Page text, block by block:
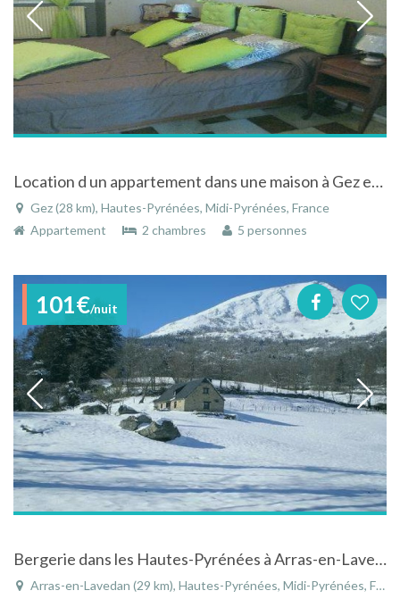
Location d un appartement dans une maison à Gez en Hautes-Pyrénées
Gez (28 km), Hautes-Pyrénées, Midi-Pyrénées, France
Appartement
2 chambres 5 personnes
101€/nuit
Bergerie dans les Hautes-Pyrénées à Arras-en-Lavedan
Arras-en-Lavedan (29 km), Hautes-Pyrénées, Midi-Pyrénées, France